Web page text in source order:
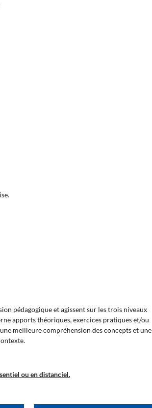
pédagogique et agissent sur les trois niveaux
apports théoriques, exercices pratiques et/ou
meilleure compréhension des concepts et une
ou en distanciel.